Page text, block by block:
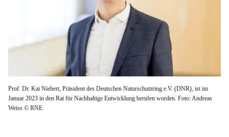
Prof. Dr. Kai Niebert, Präsident des Deutschen Naturschutzring e.V. (DNR), ist im
Januar 2023 in den Rat für Nachhaltige Entwicklung berufen worden. Foto: Andreas
Weiss © RNE